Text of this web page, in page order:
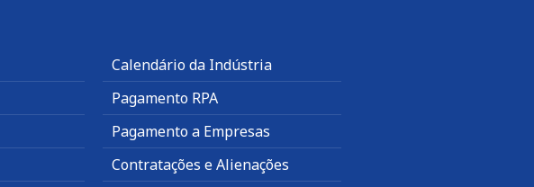
Calendário da Indústria
Pagamento RPA
Pagamento a Empresas
Contratações e Alienações